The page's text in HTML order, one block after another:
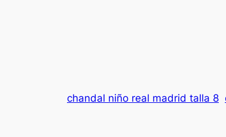
chandal niño real madrid talla 8